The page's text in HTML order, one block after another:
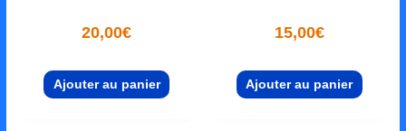
20,00€
Ajouter au panier
15,00€
Ajouter au panier